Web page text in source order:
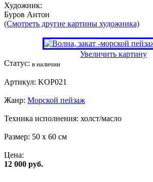
Художник:
Буров Антон
(Смотреть другие картины художника)
Увеличить картину
Статус: в наличии
Артикул: KOP021
Жанр: Морской пейзаж
Техника исполнения: холст/масло
Размер: 50 x 60 см
Цена:
12 000 руб.